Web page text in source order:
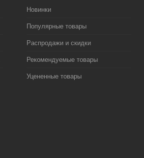
Новинки
Популярные товары
Распродажи и скидки
Рекомендуемые товары
Уцененные товары